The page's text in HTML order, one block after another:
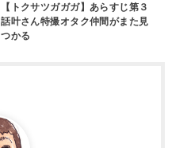
【トクサツガガガ】あらすじ第３
話叶さん特撮オタク仲間がまた見
つかる